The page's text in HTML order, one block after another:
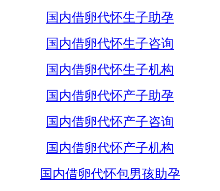
国内借卵代怀生子助孕
国内借卵代怀生子咨询
国内借卵代怀生子机构
国内借卵代怀产子助孕
国内借卵代怀产子咨询
国内借卵代怀产子机构
国内借卵代怀包男孩助孕